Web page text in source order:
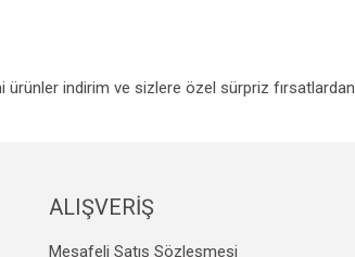
olmalı.
ürünler indirim ve sizlere özel sürpriz
ALIŞVERİŞ
Mesafeli Satış Sözleşmesi